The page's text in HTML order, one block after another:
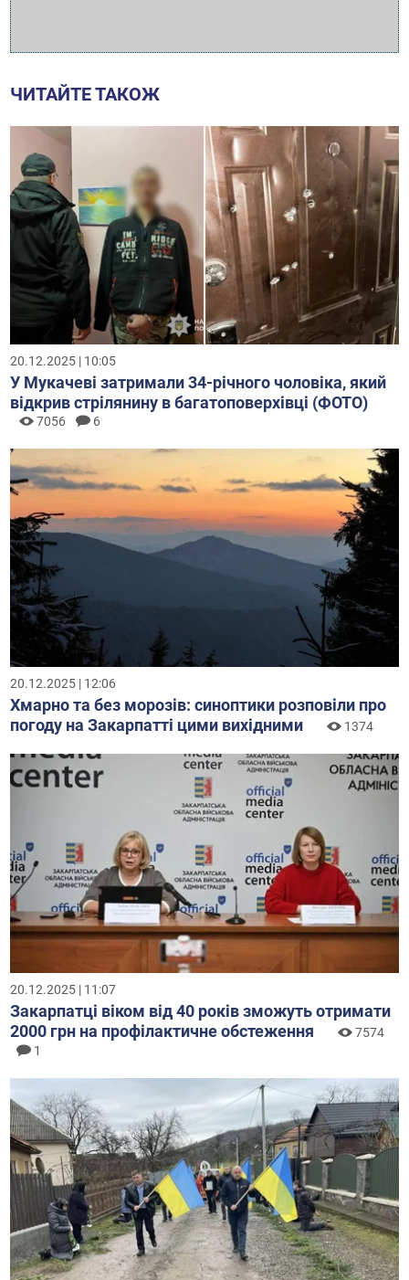
ЧИТАЙТЕ ТАКОЖ
20.12.2025 | 10:05
У Мукачеві затримали 34-річного чоловіка, який
відкрив стрілянину в багатоповерхівці (ФОТО)
7056 6
20.12.2025 | 12:06
Хмарно та без морозів: синоптики розповіли про
погоду на Закарпатті цими вихідними
1374
20.12.2025 | 11:07
Закарпатці віком від 40 років зможуть отримати
2000 грн на профілактичне обстеження
7574
1